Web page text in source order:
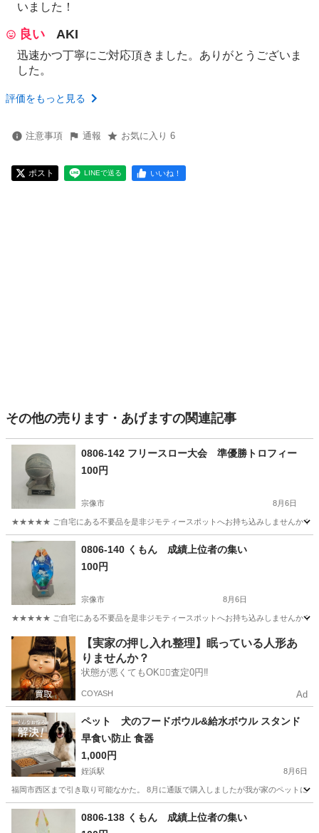
いました！
良い AKI
迅速かつ丁寧にご対応頂きました。ありがとうございま
した。
評価をもっと見る
注意事項 通報 お気に入り 6
ポスト LINEで送る いいね！
その他の売ります・あげますの関連記事
0806-142 フリースロー大会 準優勝トロフィー
100円
宗像市 8月6日
★★★★★ ご自宅にある不要品を是非ジモティースポットへお持ち込みしませんか？
福岡 宗像市 トロフィー
0806-140 くもん 成績上位者の集い
100円
宗像市 8月6日
★★★★★ ご自宅にある不要品を是非ジモティースポットへお持ち込みしませんか？
福岡 宗像市 その他 スポット
【実家の押し入れ整理】眠っている人形あ
りませんか？
状態が悪くてもOK🙆‍♀️査定0円‼️
COYASH Ad
ペット 犬のフードボウル&給水ボウル スタンド
早食い防止 食器
1,000円
姪浜駅 8月6日
福岡市西区まで引き取り可能なかた。 8月に通販で購入しましたが我が家のペットに
福岡 福岡市 その他
0806-138 くもん 成績上位者の集い